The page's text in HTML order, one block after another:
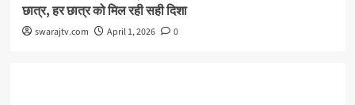
छात्र, हर छात्र को मिल रही सही दिशा
swarajtv.com April 1, 2026 0